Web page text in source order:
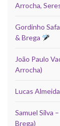
Arrocha,
Gordinho
& Brega
João Paulo
Arrocha)
Lucas
Samuel Silva
Brega)